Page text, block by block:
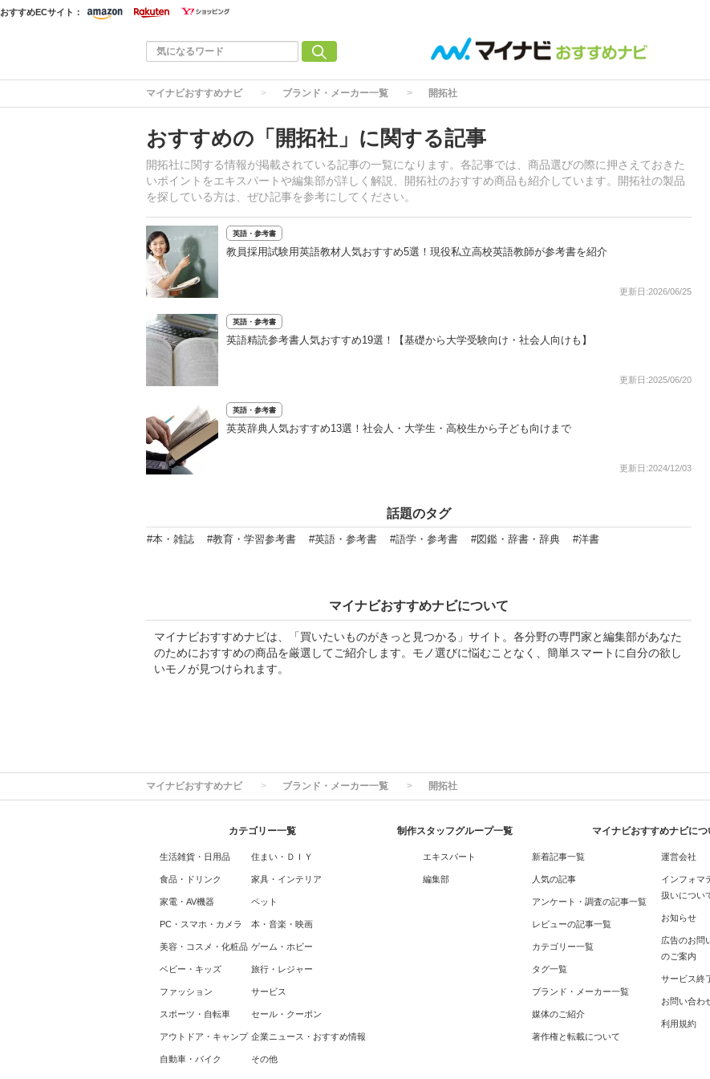
おすすめECサイト：
マイナビおすすめナビ ブランド・メーカー一覧 開拓社
おすすめの「開拓社」に関する記事
開拓社に関する情報が掲載されている記事の一覧になります。各記事では、商品選びの際に押さえておきた
いポイントをエキスパートや編集部が詳しく解説、開拓社のおすすめ商品も紹介しています。開拓社の製品
を探している方は、ぜひ記事を参考にしてください。
英語・参考書
教員採用試験用英語教材人気おすすめ5選！現役私立高校英語教師が参考書を紹介
更新日:2026/06/25
英語・参考書
英語精読参考書人気おすすめ19選！【基礎から大学受験向け・社会人向けも】
更新日:2025/06/20
英語・参考書
英英辞典人気おすすめ13選！社会人・大学生・高校生から子ども向けまで
更新日:2024/12/03
話題のタグ
#本・雑誌 #教育・学習参考書 #英語・参考書 #語学・参考書 #図鑑・辞書・辞典 #洋書
マイナビおすすめナビについて
マイナビおすすめナビは、「買いたいものがきっと見つかる」サイト。各分野の専門家と編集部があなた
のためにおすすめの商品を厳選してご紹介します。モノ選びに悩むことなく、簡単スマートに自分の欲し
いモノが見つけられます。
マイナビおすすめナビ ブランド・メーカー一覧 開拓社
カテゴリー一覧
生活雑貨・日用品
食品・ドリンク
家電・AV機器
PC・スマホ・カメラ
美容・コスメ・化粧品
ベビー・キッズ
ファッション
スポーツ・自転車
アウトドア・キャンプ
自動車・バイク
住まい・ＤＩＹ
家具・インテリア
ペット
本・音楽・映画
ゲーム・ホビー
旅行・レジャー
サービス
セール・クーポン
企業ニュース・おすすめ情報
その他
制作スタッフグループ一覧
エキスパート
編集部
マイナビおすすめナビにつ
新着記事一覧
人気の記事
アンケート・調査の記事一覧
レビューの記事一覧
カテゴリー一覧
タグ一覧
ブランド・メーカー一覧
媒体のご紹介
著作権と転載について
運営会社
インフォマ
扱いについ
お知らせ
広告のお問
のご案内
サービス終
お問い合わ
利用規約